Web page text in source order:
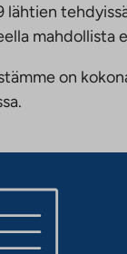
lähtien
mahdollista
on